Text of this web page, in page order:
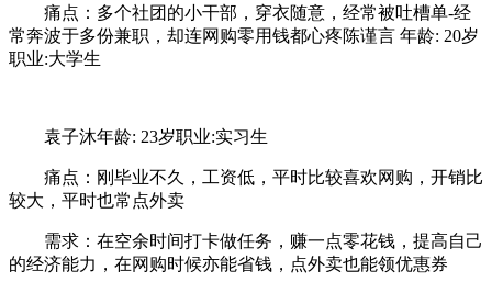
痛点：多个社团的小干部，穿衣随意，经常被吐槽单-经
常奔波于多份兼职，却连网购零用钱都心疼陈谨言 年龄: 20岁
职业:大学生
袁子沐年龄: 23岁职业:实习生
痛点：刚毕业不久，工资低，平时比较喜欢网购，开销比
较大，平时也常点外卖
需求：在空余时间打卡做任务，赚一点零花钱，提高自己
的经济能力，在网购时候亦能省钱，点外卖也能领优惠券